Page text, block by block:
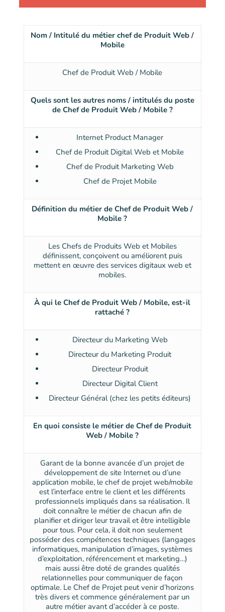
Nom / Intitulé du métier chef de Produit Web /
Mobile
Chef de Produit Web / Mobile
Quels sont les autres noms / intitulés du poste
de Chef de Produit Web / Mobile ?
Internet Product Manager
Chef de Produit Digital Web et Mobile
Chef de Produit Marketing Web
Chef de Projet Mobile
Définition du métier de Chef de Produit Web /
Mobile ?
Les Chefs de Produits Web et Mobiles
définissent, conçoivent ou améliorent puis
mettent en œuvre des services digitaux web et
mobiles.
À qui le Chef de Produit Web / Mobile, est-il
rattaché ?
Directeur du Marketing Web
Directeur du Marketing Produit
Directeur Produit
Directeur Digital Client
Directeur Général (chez les petits éditeurs)
En quoi consiste le métier de Chef de Produit
Web / Mobile ?
Garant de la bonne avancée d’un projet de
développement de site Internet ou d’une
application mobile, le chef de projet web/mobile
est l’interface entre le client et les différents
professionnels impliqués dans sa réalisation. Il
doit connaître le métier de chacun afin de
planifier et diriger leur travail et être intelligible
pour tous. Pour cela, il doit non seulement
posséder des compétences techniques (langages
informatiques, manipulation d’images, systèmes
d’exploitation, référencement et marketing…)
mais aussi être doté de grandes qualités
relationnelles pour communiquer de façon
optimale. Le Chef de Projet peut venir d’horizons
très divers et commence généralement par un
autre métier avant d’accéder à ce poste.